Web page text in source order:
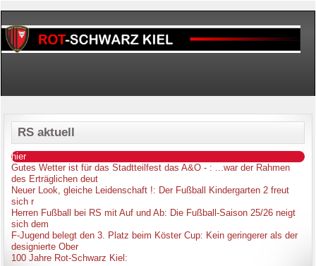
RS aktuell
hier
Gutes Wetter ist für das Stadtteilfest das A&O - : ...war der Rahmen
des Erträglichen deut
Neuer Look, gleiche Leidenschaft !: Der Fußball Kindergarten 2 freut
sich r
Herren Fußball bei RS mit Auf und Ab: Die Fußball-Saison 25/26 neigt
sich dem
F-Jugend belegt den 3. Platz beim Köster Cup: Kein geringerer als der
designierte Ober
100 Jahre Rot-Schwarz Kiel :